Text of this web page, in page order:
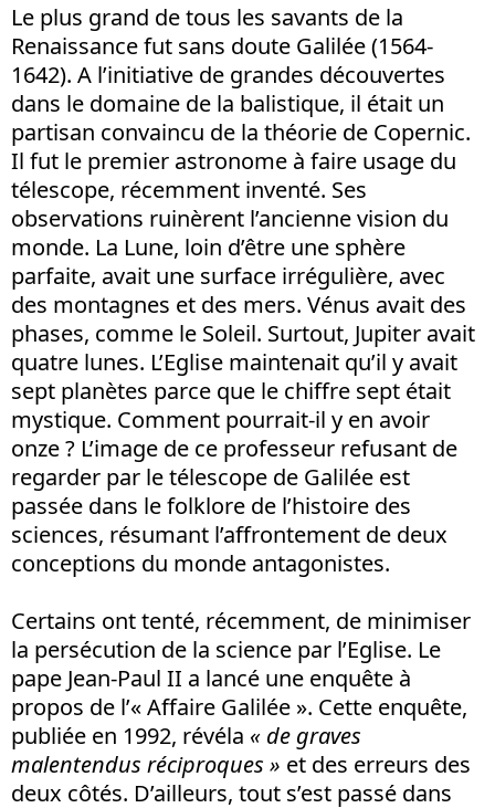
Le plus grand de tous les savants de la
Renaissance fut sans doute Galilée (1564-
1642). A l’initiative de grandes découvertes
dans le domaine de la balistique, il était un
partisan convaincu de la théorie de Copernic.
Il fut le premier astronome à faire usage du
télescope, récemment inventé. Ses
observations ruinèrent l’ancienne vision du
monde. La Lune, loin d’être une sphère
parfaite, avait une surface irrégulière, avec
des montagnes et des mers. Vénus avait des
phases, comme le Soleil. Surtout, Jupiter avait
quatre lunes. L’Eglise maintenait qu’il y avait
sept planètes parce que le chiffre sept était
mystique. Comment pourrait-il y en avoir
onze ? L’image de ce professeur refusant de
regarder par le télescope de Galilée est
passée dans le folklore de l’histoire des
sciences, résumant l’affrontement de deux
conceptions du monde antagonistes.
Certains ont tenté, récemment, de minimiser
la persécution de la science par l’Eglise. Le
pape Jean-Paul II a lancé une enquête à
propos de l’« Affaire Galilée ». Cette enquête,
publiée en 1992, révéla « de graves
malentendus réciproques » et des erreurs des
deux côtés. D’ailleurs, tout s’est passé dans